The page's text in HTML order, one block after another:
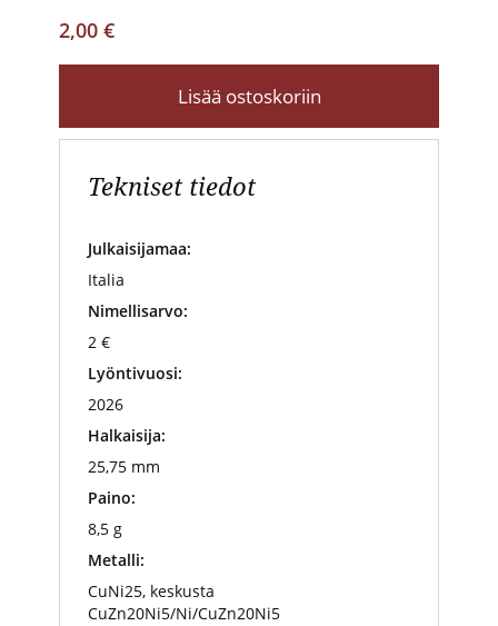
2,00 €
Lisää ostoskoriin
Tekniset tiedot
Julkaisijamaa:
Italia
Nimellisarvo:
2 €
Lyöntivuosi:
2026
Halkaisija:
25,75 mm
Paino:
8,5 g
Metalli:
CuNi25, keskusta
CuZn20Ni5/Ni/CuZn20Ni5